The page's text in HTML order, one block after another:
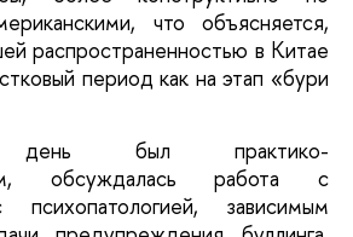
что объясняется,
распространенностью в Китае
период как на этап «бури
день был практико-
обсуждалась работа с
зависимым